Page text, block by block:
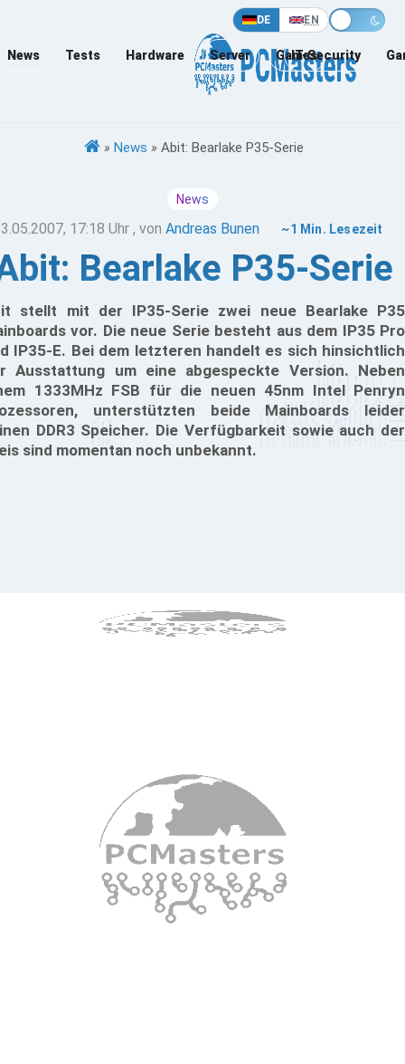
DE EN
News Tests Hardware Server Games
IT-Security
» News » Abit: Bearlake P35-Serie
News
17:18 Uhr , vonAndreas Bunen ~1 Min. Lesezeit
Bearlake P35-Serie
stellt mit der IP35-Serie zwei neue Bearlake P35
vor. Die neue Serie besteht aus dem IP35 Pro
IP35-E. Bei dem letzteren handelt es sich hinsichtlich
Ausstattung um eine abgespeckte Version. Neben
1333MHz FSB für die neuen 45nm Intel Penryn
unterstützten beide Mainboards leider
DDR3 Speicher. Die Verfügbarkeit sowie auch der
sind momentan noch unbekannt.